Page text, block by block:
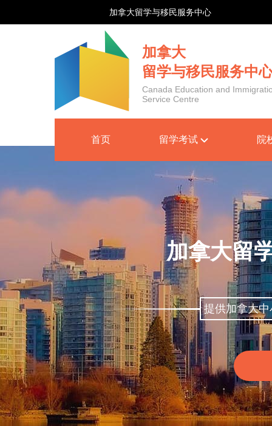
加拿大留学与移民服务中心
加拿大
留学与移民服务中
Canada Education and
Service Centre
首页 留学考试 院
加拿大留
提供加拿大